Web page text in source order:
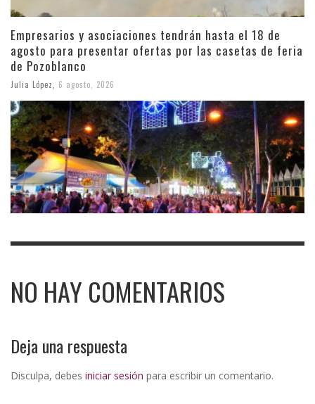
Empresarios y asociaciones tendrán hasta el 18 de
agosto para presentar ofertas por las casetas de feria
de Pozoblanco
Julia López 6 agosto, 2026
NO HAY COMENTARIOS
Deja una respuesta
Disculpa, debes iniciar sesión para escribir un comentario.